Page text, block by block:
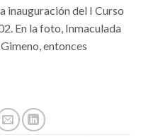
inauguración del I Curso
En la foto, Inmaculada
entonces